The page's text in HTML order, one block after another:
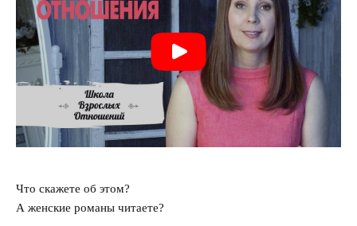
Что скажете об этом?
А женские романы читаете?
Интервью